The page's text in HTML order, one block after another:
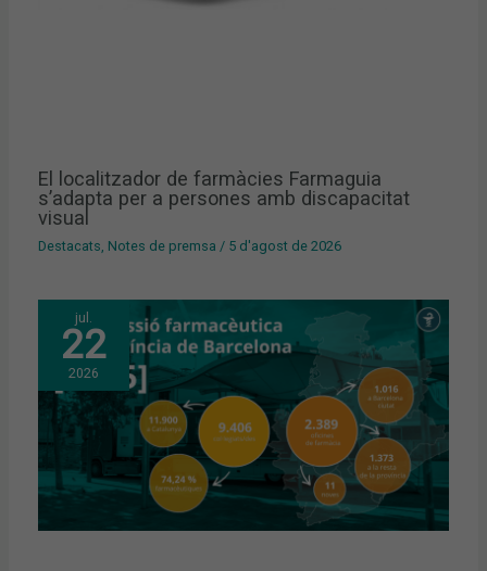
El localitzador de farmàcies Farmaguia
s’adapta per a persones amb discapacitat
visual
Destacats Notes de premsa / 5 d'agost de 2026
jul.
22
2026